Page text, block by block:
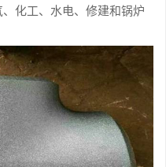
化工、水电、修建和锅炉